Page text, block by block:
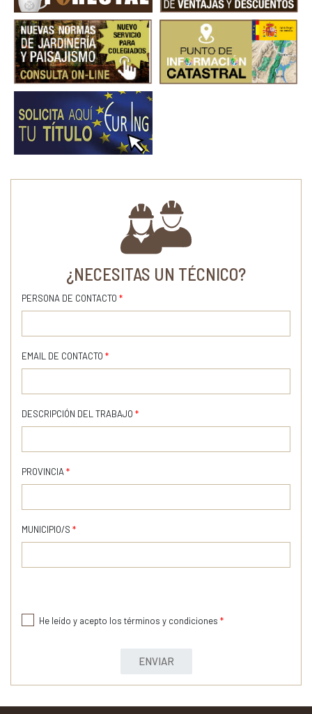
¿NECESITAS UN TÉCNICO?
PERSONA DE CONTACTO *
EMAIL DE CONTACTO *
DESCRIPCIÓN DEL TRABAJO *
PROVINCIA *
MUNICIPIO/S *
He leído y acepto los términos y condiciones *
ENVIAR